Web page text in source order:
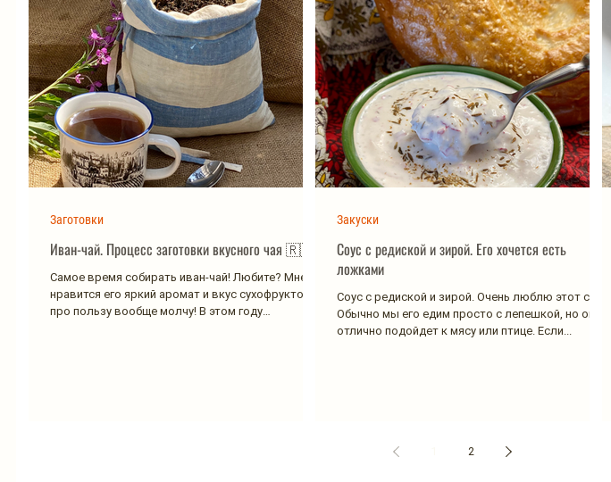
Иван-чай. Процесс заготовки вкусного чая 🇷🇺
Самое время собирать иван-чай! Любите? Мне
нравится его яркий аромат и вкус сухофруктов,
про пользу вообще молчу! В этом году
Заготовки
Соус с редиской и зирой. Его хочется есть
ложками
Соус с редиской и зирой. Очень люблю этот соус.
Обычно мы его едим просто с лепешкой, но он
отлично подойдет к мясу или птице. Если...
Закуски
2